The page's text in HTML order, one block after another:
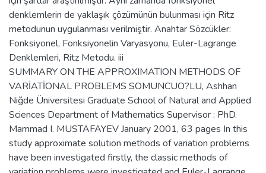
denklemlerin de yaklaşık çözümünün bulunması için Ritz
metodunun uygulanması verilmiştir. Anahtar Sözcükler:
Fonksiyonel, Fonksiyonelin Varyasyonu, Euler-Lagrange
Denklemleri, Ritz Metodu. iii
SUMMARY ON THE APPROXIMATION METHODS OF
VARİATİONAL PROBLEMS SOMUNCUO?LU, Ashhan
Niğde Üniversitesi Graduate School of Natural and Applied
Sciences Department of Mathematics Supervisor : PhD.
Mammad I. MUSTAFAYEV January 2001, 63 pages In this
study approximate solution methods of variation problems
have been investigated firstly, the classic methods of